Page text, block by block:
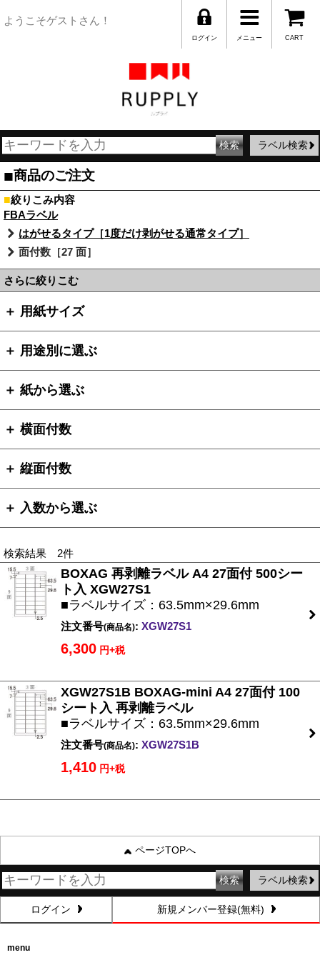
ようこそゲストさん！
CART
メニュー
ログイン
ラベル検索
■商品のご注文
■絞りこみ内容
FBAラベル
はがせるタイプ［1度だけ剥がせる通常タイプ］
面付数［27 面］
さらに絞りこむ
＋ 用紙サイズ
＋ 用途別に選ぶ
＋ 紙から選ぶ
＋ 横面付数
＋ 縦面付数
＋ 入数から選ぶ
検索結果 2件
BOXAG 再剥離ラベル A4 27面付 500シー
ト入 XGW27S1
■ラベルサイズ：63.5mm×29.6mm
注文番号(商品名): XGW27S1
6,300 円+税
XGW27S1B BOXAG-mini A4 27面付 100
シート入 再剥離ラベル
■ラベルサイズ：63.5mm×29.6mm
注文番号(商品名): XGW27S1B
1,410 円+税
ページTOPへ
ラベル検索
ログイン 新規メンバー登録(無料)
menu